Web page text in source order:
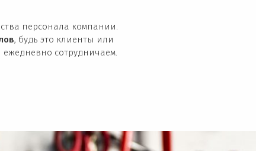
персонала компании.
, будь это клиенты или
сотрудничаем.